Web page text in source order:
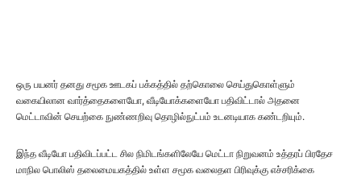
ஒரு பயனர் தனது சமூக ஊடகப் பக்கத்தில் தற்கொலை செய்துகொள்ளும்
வகையிலான வார்த்தைகளையோ, வீடியோக்களையோ பதிவிட்டால் அதனை
மெட்டாவின் செயற்கை நுண்ணறிவு தொழில்நுட்பம் உடனடியாக கண்டறியும்.
இந்த வீடியோ பதிவிடப்பட்ட சில நிமிடங்களிலேயே மெட்டா நிறுவனம் உத்தரப் பிரதேச
மாநில பொலிஸ் தலைமையகத்தில் உள்ள சமூக வலைதள பிரிவுக்கு எச்சரிக்கை